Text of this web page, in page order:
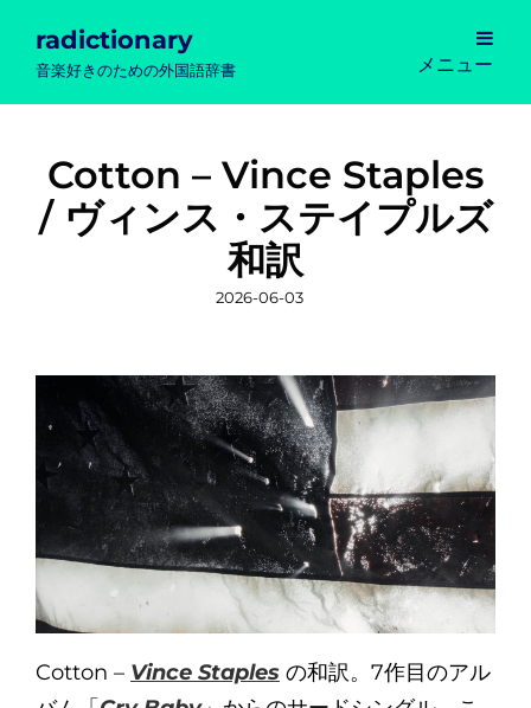
radictionary
音楽好きのための外国語辞書 メニュー
Cotton – Vince Staples
/ ヴィンス・ステイプルズ
和訳
投
2026-06-03
Cotton – Vince Staples の和訳。7作目のアル